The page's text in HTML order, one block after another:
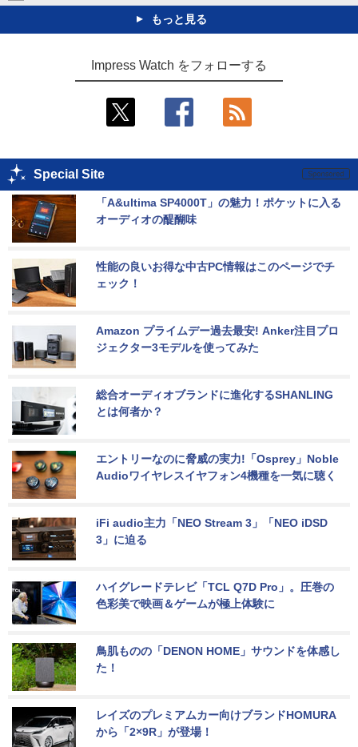
もっと見る
Impress Watch をフォローする
Special Site
「A&ultima SP4000T」の魅力！ポケットに入る
オーディオの醍醐味
性能の良いお得な中古PC情報はこのページでチ
ェック！
Amazon プライムデー過去最安! Anker注目プロ
ジェクター3モデルを使ってみた
総合オーディオブランドに進化するSHANLING
とは何者か？
エントリーなのに脅威の実力!「Osprey」Noble
Audioワイヤレスイヤフォン4機種を一気に聴く
iFi audio主力「NEO Stream 3」「NEO iDSD
3」に迫る
ハイグレードテレビ「TCL Q7D Pro」。圧巻の
色彩美で映画＆ゲームが極上体験に
鳥肌ものの「DENON HOME」サウンドを体感し
た！
レイズのプレミアムカー向けブランドHOMURA
から「2×9R」が登場！